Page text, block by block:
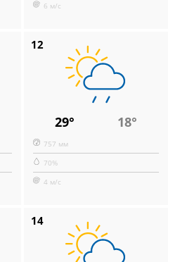
6 м/с
12
29° 18°
757 мм
70%
4 м/с
14